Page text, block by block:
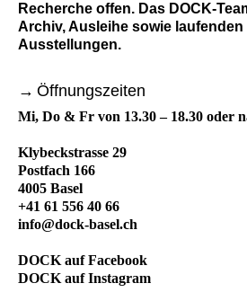
Recherche offen. Das DOCK-
Archiv, Ausleihe sowie laufenden
Ausstellungen.
Öffnungszeiten
Mi, Do & Fr von 13.30 – 18.30 oder
Klybeckstrasse 29
Postfach 166
4005 Basel
+41 61 556 40 66
info@dock-basel.ch
DOCK auf Facebook
DOCK auf Instagram